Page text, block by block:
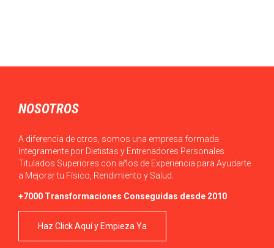
NOSOTROS
A diferencia de otros, somos una empresa formada
íntegramente por Dietistas y Entrenadores Personales
Titulados Superiores con años de Experiencia para Ayudarte
a Mejorar tu Físico, Rendimiento y Salud.
+7000 Transformaciones Conseguidas desde 2010
Haz Click Aquí y Empieza Ya